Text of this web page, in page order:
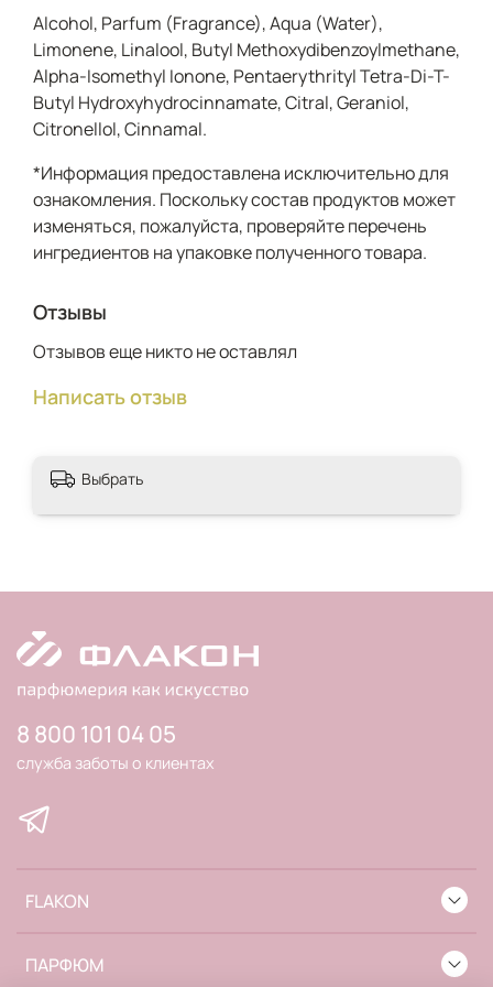
Alcohol, Parfum (Fragrance), Aqua (Water),
Limonene, Linalool, Butyl Methoxydibenzoylmethane,
Alpha-Isomethyl Ionone, Pentaerythrityl Tetra-Di-T-
Butyl Hydroxyhydrocinnamate, Citral, Geraniol,
Citronellol, Cinnamal.
*Информация предоставлена исключительно для
ознакомления. Поскольку состав продуктов может
изменяться, пожалуйста, проверяйте перечень
ингредиентов на упаковке полученного товара.
Отзывы
Отзывов еще никто не оставлял
Написать отзыв
Выбрать
FLAKON
ПАРФЮМ
8 800 101 04 05
служба заботы о клиентах